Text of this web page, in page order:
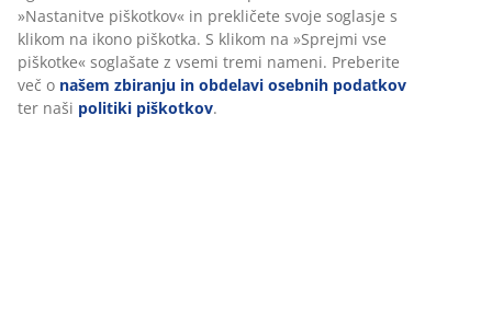
»Nastanitve piškotkov« in prekličete svoje soglasje s
klikom na ikono piškotka. S klikom na »Sprejmi vse
piškotke« soglašate z vsemi tremi nameni. Preberite
več o našem zbiranju in obdelavi osebnih podatkov
ter naši politiki piškotkov.